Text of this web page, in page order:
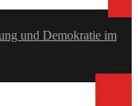
und Demokratie im